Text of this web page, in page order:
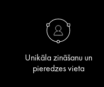
Unikāla zināšanu un
pieredzes vieta